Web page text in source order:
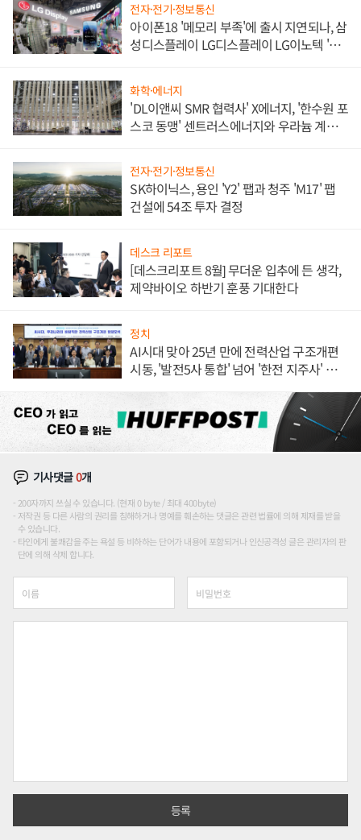
전자·전기·정보통신
아이폰18 '메모리 부족'에 출시 지연되나, 삼
성디스플레이 LG디스플레이 LG이노텍 '탈
화학·에너지
'DL이앤씨 SMR 협력사' X에너지, '한수원 포
스코 동맹' 센트러스에너지와 우라늄 계약
전자·전기·정보통신
SK하이닉스, 용인 'Y2' 팹과 청주 'M17' 팹
건설에 54조 투자 결정
데스크 리포트
[데스크리포트 8월] 무더운 입추에 든 생각,
제약바이오 하반기 훈풍 기대한다
정치
AI시대 맞아 25년 만에 전력산업 구조개편
시동, '발전5사 통합' 넘어 '한전 지주사' 재편
기사댓글0개
200자까지 쓰실 수 있습니다. (현재 0 byte / 최대 400byte)
저작권 등 다른 사람의 권리를 침해하거나 명예를 훼손하는 댓글은 관련 법률에 의해 제재를 받을
수 있습니다.
타인에게 불쾌감을 주는 욕설 등 비하하는 단어가 내용에 포함되거나 인신공격성 글은 관리자의 판
단에 의해 삭제 합니다.